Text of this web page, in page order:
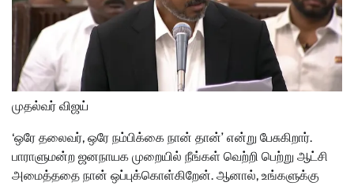
முதல்வர் விஜய்
‘ஒரே தலைவர், ஒரே நம்பிக்கை நான் தான்’ என்று பேசுகிறார்.
பாராளுமன்ற ஜனநாயக முறையில் நீங்கள் வெற்றி பெற்று ஆட்சி
அமைத்ததை நான் ஒப்புக்கொள்கிறேன். ஆனால், உங்களுக்கு